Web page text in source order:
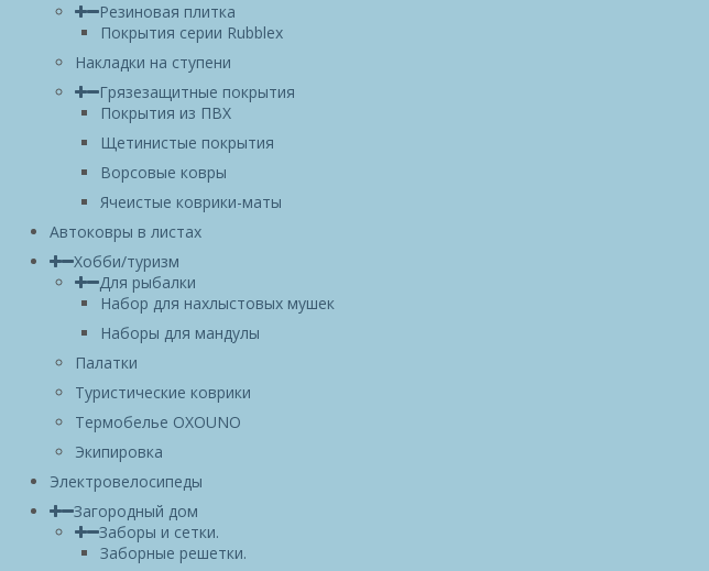
Резиновая плитка
Покрытия серии Rubblex
Накладки на ступени
Грязезащитные покрытия
Покрытия из ПВХ
Щетинистые покрытия
Ворсовые ковры
Ячеистые коврики-маты
Автоковры в листах
Хобби/туризм
Для рыбалки
Набор для нахлыстовых мушек
Наборы для мандулы
Палатки
Туристические коврики
Термобелье OXOUNO
Экипировка
Электровелосипеды
Загородный дом
Заборы и сетки.
Заборные решетки.